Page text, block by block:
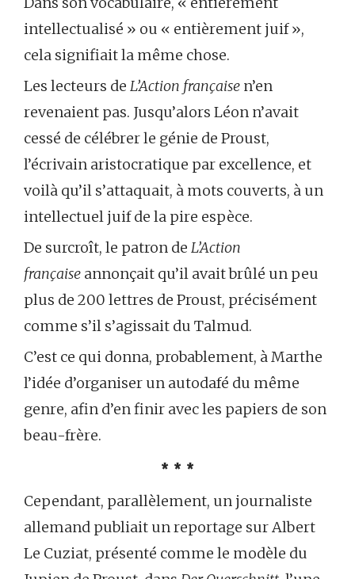
intellectualisé » ou « entièrement juif »,
cela signifiait la même chose.
Les lecteurs de L’Action française n’en
revenaient pas. Jusqu’alors Léon n’avait
cessé de célébrer le génie de Proust,
l’écrivain aristocratique par excellence, et
voilà qu’il s’attaquait, à mots couverts, à un
intellectuel juif de la pire espèce.
De surcroît, le patron de L’Action
française annonçait qu’il avait brûlé un peu
plus de 200 lettres de Proust, précisément
comme s’il s’agissait du Talmud.
C’est ce qui donna, probablement, à Marthe
l’idée d’organiser un autodafé du même
genre, afin d’en finir avec les papiers de son
beau-frère.
* * *
Cependant, parallèlement, un journaliste
allemand publiait un reportage sur Albert
Le Cuziat, présenté comme le modèle du